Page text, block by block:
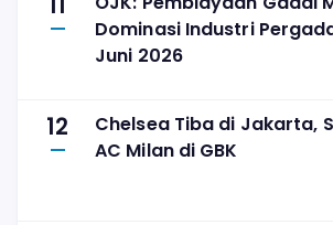
Dominasi Industri
Juni 2026
12
Chelsea Tiba di Jakarta,
AC Milan di GBK